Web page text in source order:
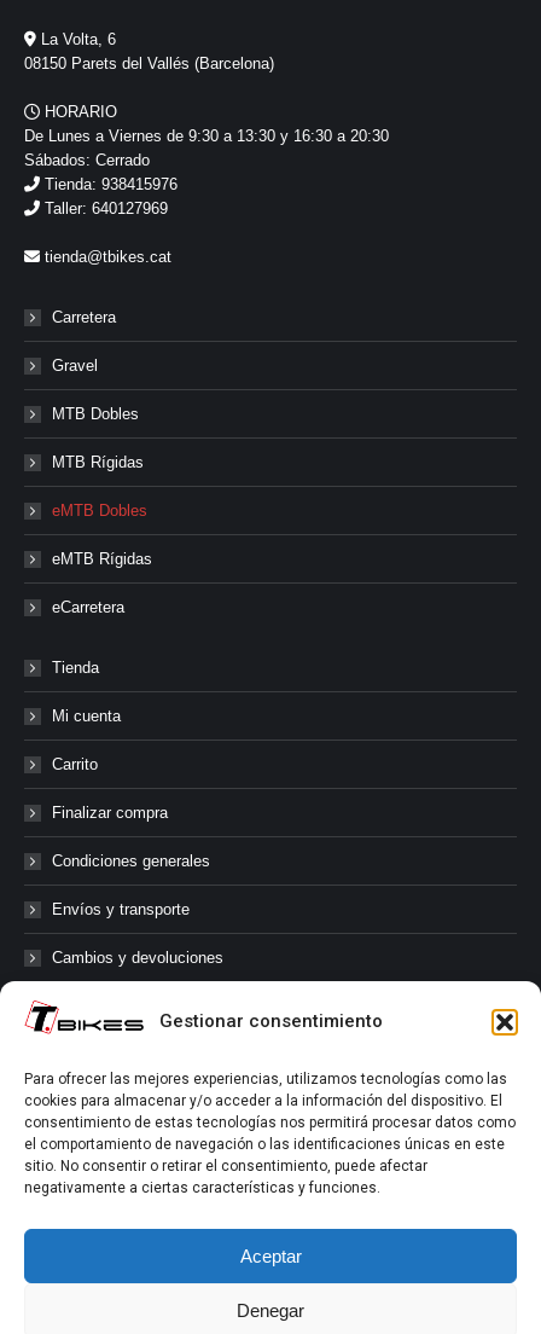
Gestionar consentimiento
Para ofrecer las mejores experiencias, utilizamos tecnologías como las
cookies para almacenar y/o acceder a la información del dispositivo. El
consentimiento de estas tecnologías nos permitirá procesar datos como
el comportamiento de navegación o las identificaciones únicas en este
sitio. No consentir o retirar el consentimiento, puede afectar
negativamente a ciertas características y funciones.
Aceptar
Denegar
La Volta, 6
08150 Parets del Vallés (Barcelona)
HORARIO
De Lunes a Viernes de 9:30 a 13:30 y 16:30 a 20:30
Sábados: Cerrado
Tienda: 938415976
Taller: 640127969
tienda@tbikes.cat
Carretera
Gravel
MTB Dobles
MTB Rígidas
eMTB Dobles
eMTB Rígidas
eCarretera
Tienda
Mi cuenta
Carrito
Finalizar compra
Condiciones generales
Envíos y transporte
Cambios y devoluciones
@tbikes.cat #tbikes
Síguenos en las redes sociales de Tbikes, mantente informado de
nuestras novedades, productos, salidas en grupo, ofertas, sorteos ...
y muchos más!